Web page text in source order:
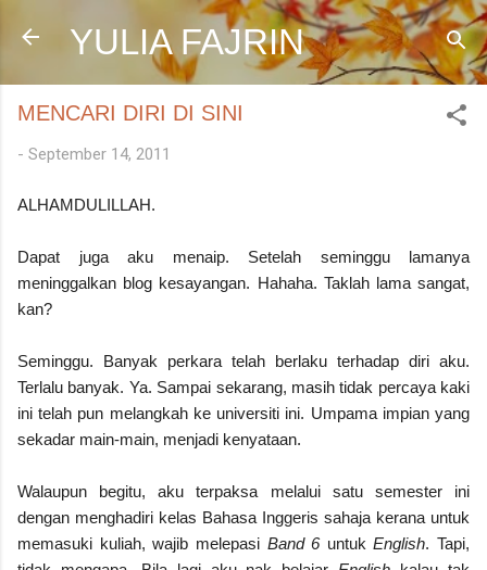
Skip to main content
YULIA FAJRIN
MENCARI DIRI DI SINI
- September 14, 2011
ALHAMDULILLAH.
Dapat juga aku menaip. Setelah seminggu lamanya
meninggalkan blog kesayangan. Hahaha. Taklah lama sangat,
kan?
Seminggu. Banyak perkara telah berlaku terhadap diri aku.
Terlalu banyak. Ya. Sampai sekarang, masih tidak percaya kaki
ini telah pun melangkah ke universiti ini. Umpama impian yang
sekadar main-main, menjadi kenyataan.
Walaupun begitu, aku terpaksa melalui satu semester ini
dengan menghadiri kelas Bahasa Inggeris sahaja kerana untuk
memasuki kuliah, wajib melepasi Band 6untukEnglish. Tapi,